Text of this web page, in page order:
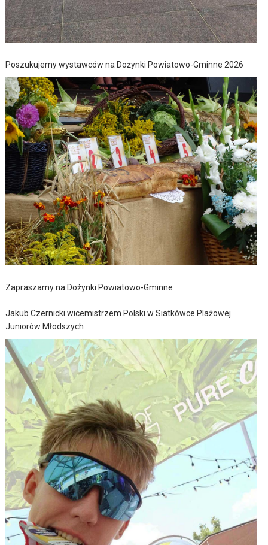
Poszukujemy wystawców na Dożynki Powiatowo-Gminne 2026
Zapraszamy na Dożynki Powiatowo-Gminne
Jakub Czernicki wicemistrzem Polski w Siatkówce Plażowej
Juniorów Młodszych